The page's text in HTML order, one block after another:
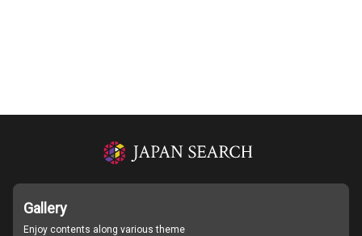
Gallery
Enjoy contents along various theme